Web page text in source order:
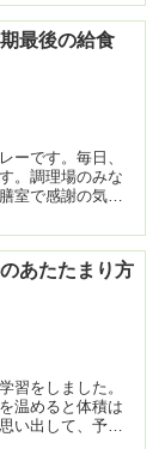
最後の給食
ーです。毎日、
。調理場のみな
室で感謝の気持
あたたまり方
習をしました。
温めると体積は
い出して、予想